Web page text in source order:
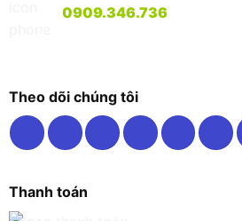
0909.346.736
Theo dõi chúng tôi
Thanh toán